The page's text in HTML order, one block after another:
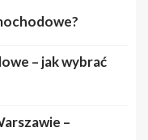
– jak wybrać
–